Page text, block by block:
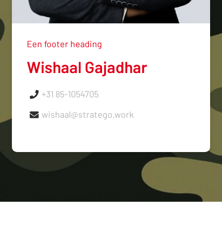
Een footer heading
Wishaal Gajadhar
+31 85-1054705
wishaal@stratego.work